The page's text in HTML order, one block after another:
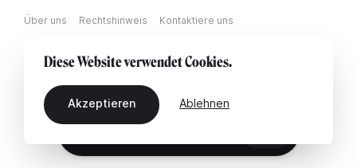
Über uns Rechtshinweis Kontaktiere uns
Diese Website verwendet Cookies.
Akzeptieren Ablehnen